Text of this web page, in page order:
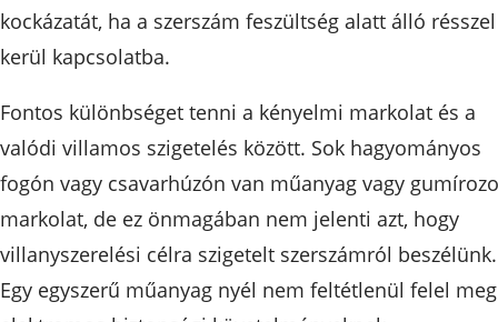
kockázatát, ha a szerszám feszültség alatt álló résszel
kerül kapcsolatba.
Fontos különbséget tenni a kényelmi markolat és a
valódi villamos szigetelés között. Sok hagyományos
fogón vagy csavarhúzón van műanyag vagy
markolat, de ez önmagában nem jelenti azt, hogy
villanyszerelési célra szigetelt szerszámról beszélünk.
Egy egyszerű műanyag nyél nem feltétlenül felel meg